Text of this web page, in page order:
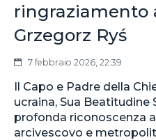
ringraziamento
Grzegorz Ryś
7 febbraio 2026, 22:39
Il Capo e Padre della
ucraina, Sua Beatitudine
profonda riconoscenza
arcivescovo e